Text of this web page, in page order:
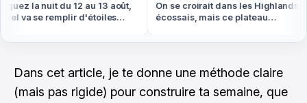
la nuit du 12 au 13 août,
va se remplir d'étoiles
On se croirait dans les Highlands
écossais, mais ce plateau
France
Dans cet article, je te donne une méthode claire
(mais pas rigide) pour construire ta semaine, que